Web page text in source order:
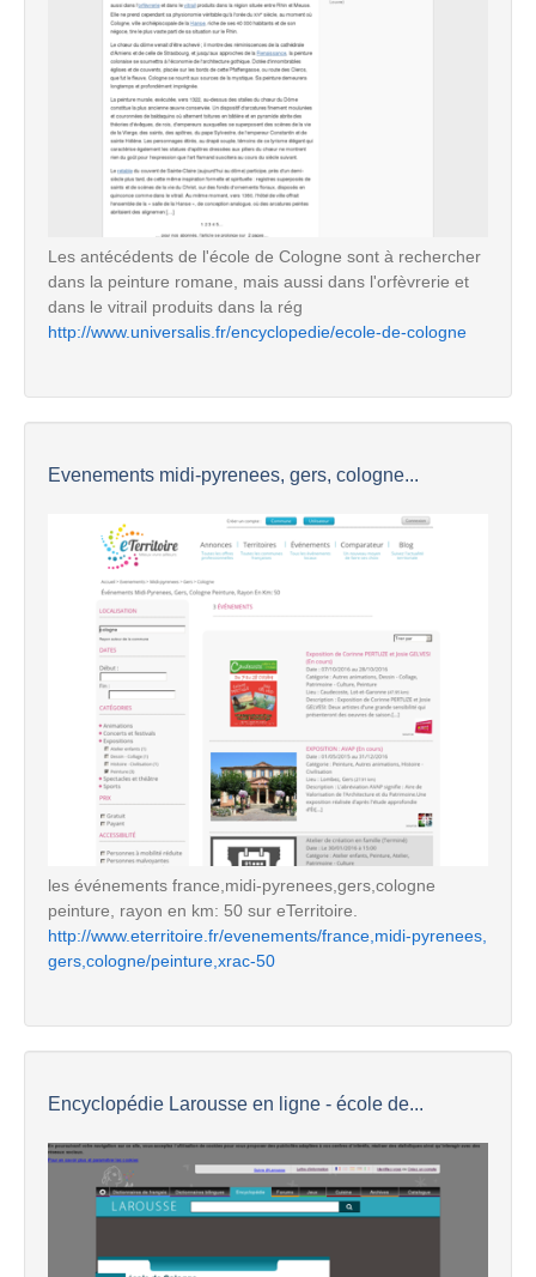
Les antécédents de l'école de Cologne sont à rechercher
dans la peinture romane, mais aussi dans l'orfèvrerie et
dans le vitrail produits dans la rég
http://www.universalis.fr/encyclopedie/ecole-de-cologne
Evenements midi-pyrenees, gers, cologne...
les événements france,midi-pyrenees,gers,cologne
peinture, rayon en km: 50 sur eTerritoire.
http://www.eterritoire.fr/evenements/france,midi-pyrenees,
gers,cologne/peinture,xrac-50
Encyclopédie Larousse en ligne - école de...